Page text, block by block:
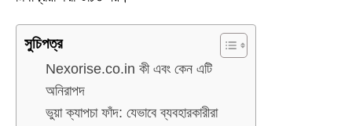
সুচিপত্র
Nexorise.co.in কী এবং কেন এটি
অনিরাপদ
ভুয়া ক্যাপচা ফাঁদ: যেভাবে ব্যবহারকারীরা